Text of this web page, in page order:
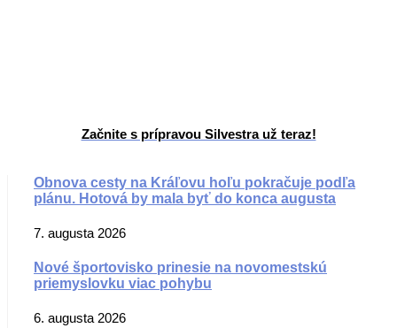
Začnite s prípravou Silvestra už teraz!
Obnova cesty na Kráľovu hoľu pokračuje podľa
plánu. Hotová by mala byť do konca augusta
7. augusta 2026
Nové športovisko prinesie na novomestskú
priemyslovku viac pohybu
6. augusta 2026